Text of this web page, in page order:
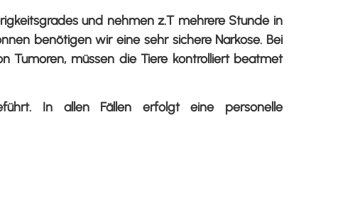
und nehmen z.T mehrere Stunde in
benötigen wir eine sehr sichere Narkose. Bei
Tumoren, müssen die Tiere kontrolliert beatmet
In allen Fällen erfolgt eine personelle